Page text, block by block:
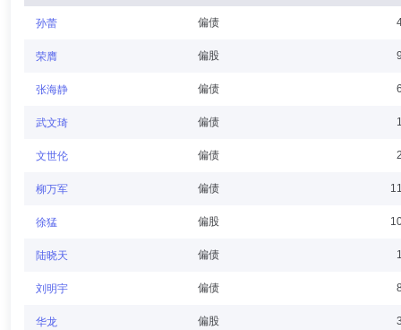
李一梅 董事,总经理（总裁）,副董事长,投资决策委员会成员
李一梅女士：董事、总经理，硕士。兼任证通股份有限公司董事、华夏
薛继锐 学历：博士
薛继锐先生：董事，博士。现任中信证券股份有限公司执行委员。曾
学历：硕士
孙蕾 偏债
荣膺 偏股
张海静 偏债
武文琦 偏债
文世伦 偏债
柳万军 偏债
徐猛 偏股
陆晓天 偏债
刘明宇 偏债
华龙 偏股